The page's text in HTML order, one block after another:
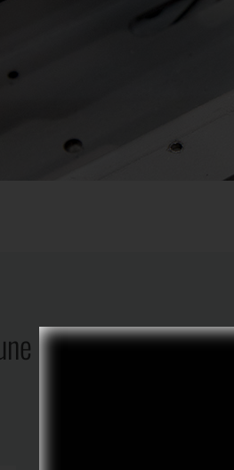
des clés de la